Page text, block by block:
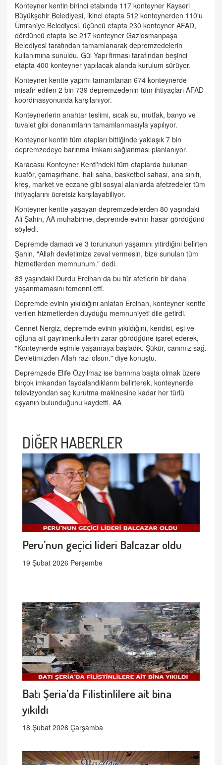
Konteyner kentin birinci etabında 117 konteyner Kayseri
Büyükşehir Belediyesi, ikinci etapta 512 konteynerden 110'u
Ümraniye Belediyesi, üçüncü etapta 230 konteyner AFAD,
dördüncü etapta ise 217 konteyner Gaziosmanpaşa
Belediyesi tarafından tamamlanarak depremzedelerin
kullanımına sunuldu. Gül Yapı firması tarafından beşinci
etapta 400 konteyner yapılacak alanda kurulum sürüyor.
Konteyner kentte yapımı tamamlanan 674 konteynerde
misafir edilen 2 bin 739 depremzedenin tüm ihtiyaçları AFAD
koordinasyonunda karşılanıyor.
Konteynerlerin anahtar teslimi, sıcak su, mutfak, banyo ve
tuvalet gibi donanımların tamamlanmasıyla yapılıyor.
Konteyner kentin tüm etapları bittiğinde yaklaşık 7 bin
depremzedeye barınma imkanı sağlanması planlanıyor.
Karacasu Konteyner Kenti'ndeki tüm etaplarda bulunan
kuaför, çamaşırhane, halı saha, basketbol sahası, ana sınıfı,
kreş, market ve eczane gibi sosyal alanlarda afetzedeler tüm
ihtiyaçlarını ücretsiz karşılayabiliyor.
Konteyner kentte yaşayan depremzedelerden 80 yaşındaki
Ali Şahin, AA muhabirine, depremde evinin hasar gördüğünü
söyledi.
Depremde damadı ve 3 torununun yaşamını yitirdiğini belirten
Şahin, "Allah devletimize zeval vermesin, bize sunulan tüm
hizmetlerden memnunum." dedi.
83 yaşındaki Durdu Ercihan da bu tür afetlerin bir daha
yaşanmamasını temenni etti.
Depremde evinin yıkıldığını anlatan Ercihan, konteyner kentte
verilen hizmetlerden duyduğu memnuniyeti dile getirdi.
Cennet Nergiz, depremde evinin yıkıldığını, kendisi, eşi ve
oğluna ait gayrimenkullerin zarar gördüğüne işaret ederek,
"Konteynerde eşimle yaşamaya başladık. Şükür, canımız sağ.
Devletimizden Allah razı olsun." diye konuştu.
Depremzede Elife Özyılmaz ise barınma başta olmak üzere
birçok imkandan faydalandıklarını belirterek, konteynerde
televizyondan saç kurutma makinesine kadar her türlü
eşyanın bulunduğunu kaydetti. AA
DİĞER HABERLER
Peru’nun geçici lideri Balcazar oldu
19 Şubat 2026 Perşembe
Batı Şeria’da Filistinlilere ait bina
yıkıldı
18 Şubat 2026 Çarşamba